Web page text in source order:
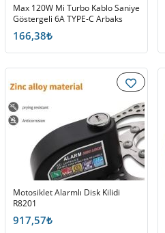
Max 120W Mi Turbo Kablo Saniye
Göstergeli 6A TYPE-C Arbaks
Arb-120
166,38₺
Motosiklet Alarmlı Disk Kilidi
R8201
917,57₺